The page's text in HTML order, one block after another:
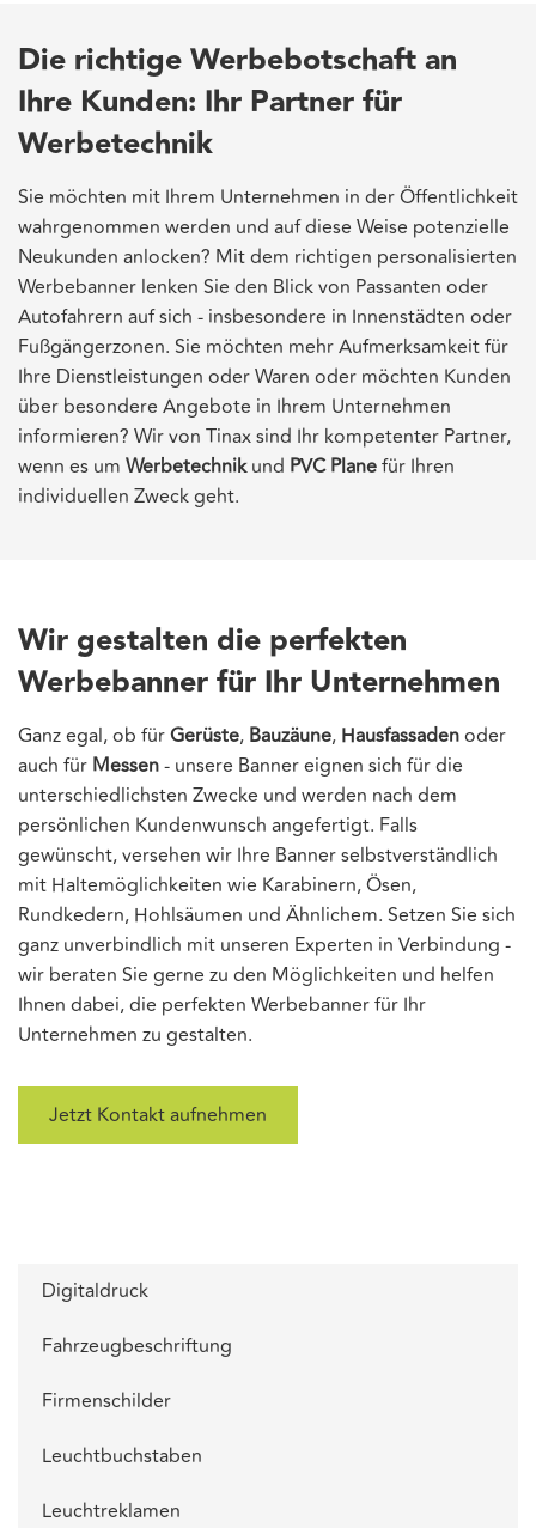
Die richtige Werbebotschaft an
Ihre Kunden: Ihr Partner für
Werbetechnik
Sie möchten mit Ihrem Unternehmen in der Öffentlichkeit
wahrgenommen werden und auf diese Weise potenzielle
Neukunden anlocken? Mit dem richtigen personalisierten
Werbebanner lenken Sie den Blick von Passanten oder
Autofahrern auf sich - insbesondere in Innenstädten oder
Fußgängerzonen. Sie möchten mehr Aufmerksamkeit für
Ihre Dienstleistungen oder Waren oder möchten Kunden
über besondere Angebote in Ihrem Unternehmen
informieren? Wir von Tinax sind Ihr kompetenter Partner,
wenn es um Werbetechnikund PVC Planefür Ihren
individuellen Zweck geht.
Wir gestalten die perfekten
Werbebanner für Ihr Unternehmen
Ganz egal, ob fürGerüste, Bauzäune, Hausfassadenoder
auch für Messen- unsere Banner eignen sich für die
unterschiedlichsten Zwecke und werden nach dem
persönlichen Kundenwunsch angefertigt. Falls
gewünscht, versehen wir Ihre Banner selbstverständlich
mit Haltemöglichkeiten wie Karabinern, Ösen,
Rundkedern, Hohlsäumen und Ähnlichem. Setzen Sie sich
ganz unverbindlich mit unseren Experten in Verbindung -
wir beraten Sie gerne zu den Möglichkeiten und helfen
Ihnen dabei, die perfekten Werbebanner für Ihr
Unternehmen zu gestalten.
Jetzt Kontakt aufnehmen
Digitaldruck
Fahrzeugbeschriftung
Firmenschilder
Leuchtbuchstaben
Leuchtreklamen